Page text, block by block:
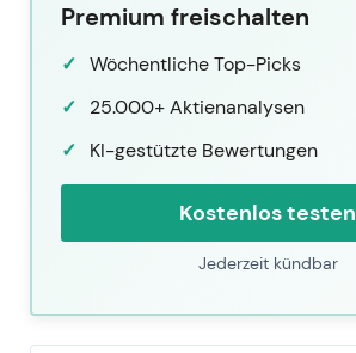
Premium freischalten
Wöchentliche Top-Picks
25.000+ Aktienanalysen
KI-gestützte Bewertungen
Kostenlos testen
Jederzeit kündbar